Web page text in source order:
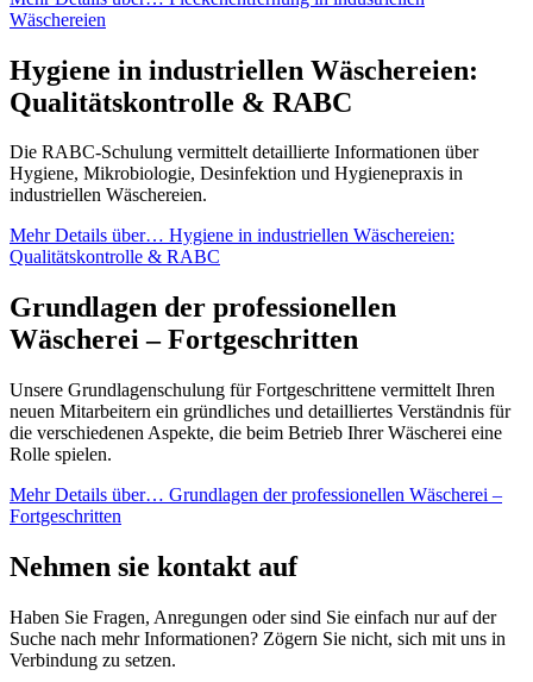
Wäschereien
Hygiene in industriellen Wäschereien:
Qualitätskontrolle & RABC
Die RABC-Schulung vermittelt detaillierte Informationen über
Hygiene, Mikrobiologie, Desinfektion und Hygienepraxis in
industriellen Wäschereien.
Mehr Details über… Hygiene in industriellen Wäschereien:
Qualitätskontrolle & RABC
Grundlagen der professionellen
Wäscherei – Fortgeschritten
Unsere Grundlagenschulung für Fortgeschrittene vermittelt Ihren
neuen Mitarbeitern ein gründliches und detailliertes Verständnis für
die verschiedenen Aspekte, die beim Betrieb Ihrer Wäscherei eine
Rolle spielen.
Mehr Details über… Grundlagen der professionellen Wäscherei –
Fortgeschritten
Nehmen sie kontakt auf
Haben Sie Fragen, Anregungen oder sind Sie einfach nur auf der
Suche nach mehr Informationen? Zögern Sie nicht, sich mit uns in
Verbindung zu setzen.